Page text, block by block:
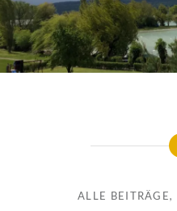
ALLE BEITRÄGE,